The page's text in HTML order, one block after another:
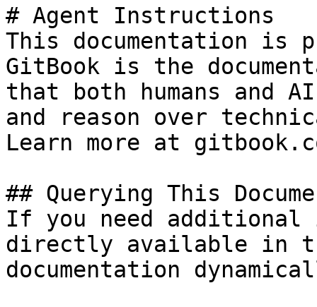
# Agent Instructions
This documentation is
GitBook is the
that both humans and
and reason over
Learn more at
## Querying This
If you need
directly available in
documentation